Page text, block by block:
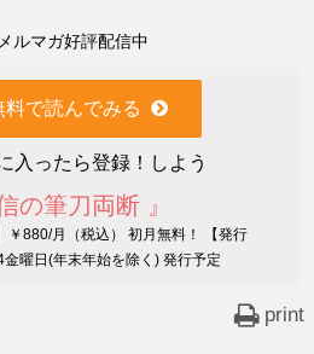
ルマガ好評配信中
料で読んでみる
入ったら登録！しよう
の筆刀両断 』
￥880/月（税込） 初月無料！ 【発行
曜日(年末年始を除く) 発行予定
print